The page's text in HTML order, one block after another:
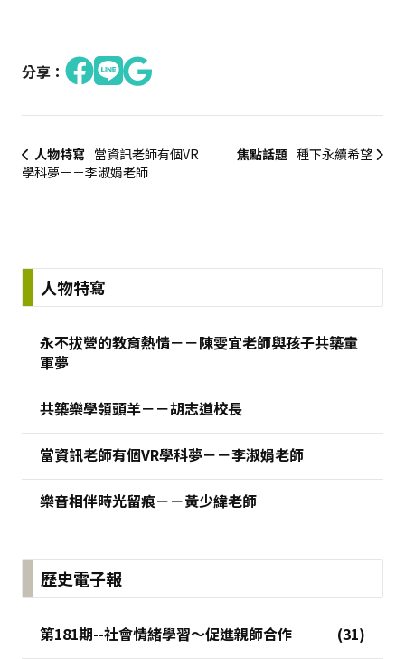
分享：
人物特寫 當資訊老師有個VR
學科夢－－李淑娟老師
焦點話題 種下永續希望
人物特寫
永不拔營的教育熱情－－陳雯宜老師與孩子共築童
軍夢
共築樂學領頭羊－－胡志道校長
當資訊老師有個VR學科夢－－李淑娟老師
樂音相伴時光留痕－－黃少緯老師
歷史電子報
第181期--社會情緒學習～促進親師合作